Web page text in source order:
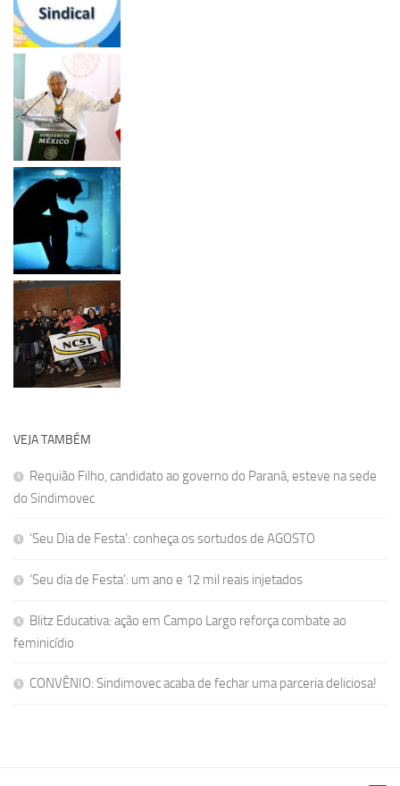
VEJA TAMBÉM
Requião Filho, candidato ao governo do Paraná, esteve na sede
do Sindimovec
‘Seu Dia de Festa’: conheça os sortudos de AGOSTO
‘Seu dia de Festa’: um ano e 12 mil reais injetados
Blitz Educativa: ação em Campo Largo reforça combate ao
feminicídio
CONVÊNIO: Sindimovec acaba de fechar uma parceria deliciosa!